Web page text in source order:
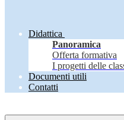
Didattica
Panoramica
Offerta formativa
I progetti delle
Documenti utili
Contatti